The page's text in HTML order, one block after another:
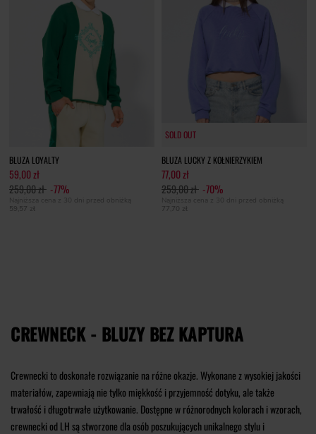
BLUZA LOYALTY
59,00 zł
259,00 zł -77%
Najniższa cena z 30 dni przed obniżką
59,57 zł
SOLD OUT
BLUZA LUCKY Z KOŁNIERZYKIEM
77,00 zł
259,00 zł -70%
Najniższa cena z 30 dni przed obniżką
77,70 zł
CREWNECK - BLUZY BEZ KAPTURA
Crewnecki to doskonałe rozwiązanie na różne okazje. Wykonane z wysokiej jakości
materiałów, zapewniają nie tylko miękkość i przyjemność dotyku, ale także
trwałość i długotrwałe użytkowanie. Dostępne w różnorodnych kolorach i wzorach,
crewnecki od LH są stworzone dla osób poszukujących unikalnego stylu i